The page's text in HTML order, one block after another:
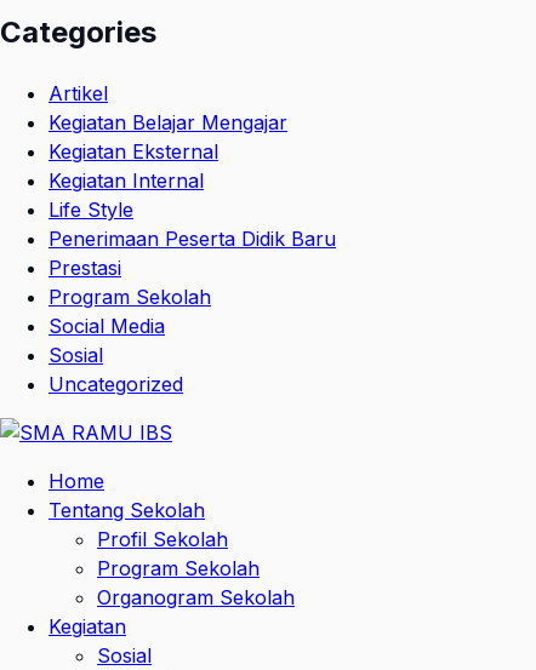
Categories
Artikel
Kegiatan Belajar Mengajar
Kegiatan Eksternal
Kegiatan Internal
Life Style
Penerimaan Peserta Didik Baru
Prestasi
Program Sekolah
Social Media
Sosial
Uncategorized
Home
Tentang Sekolah
Profil Sekolah
Program Sekolah
Organogram Sekolah
Kegiatan
Sosial